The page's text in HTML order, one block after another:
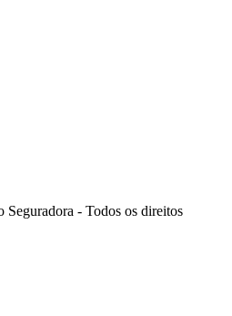
Seguradora - Todos os direitos